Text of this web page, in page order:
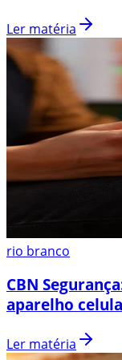
Ler matéria
rio branco
CBN
aparelho
Ler matéria